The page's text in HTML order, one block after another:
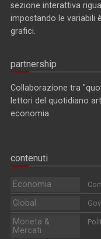
sezione interattiva
impostando le variabili
grafici.
partnership
Collaborazione tra
lettori del quotidiano
economia.
contenuti
Economia
Global
Moneta &
Mercati